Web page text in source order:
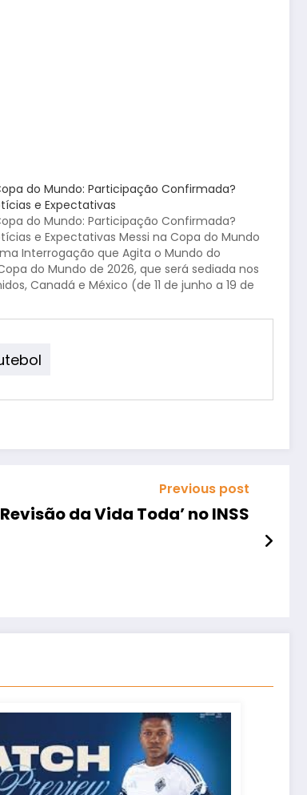
do Mundo: Participação Confirmada?
e Expectativas
do Mundo: Participação Confirmada?
e Expectativas Messi na Copa do Mundo
Interrogação que Agita o Mundo do
do Mundo de 2026, que será sediada nos
Canadá e México (de 11 de junho a 19 de
Previous post
da Vida Toda’ no INSS